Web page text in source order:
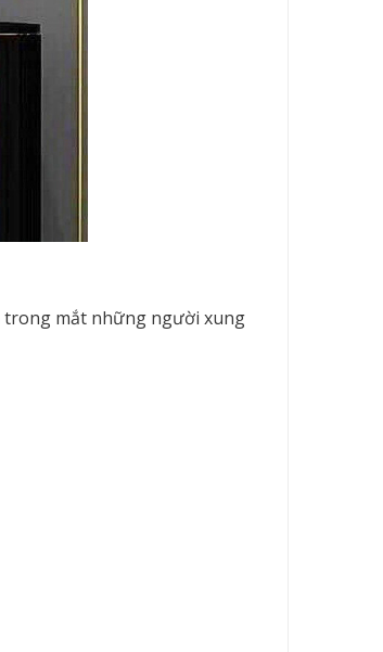
trong mắt những người xung